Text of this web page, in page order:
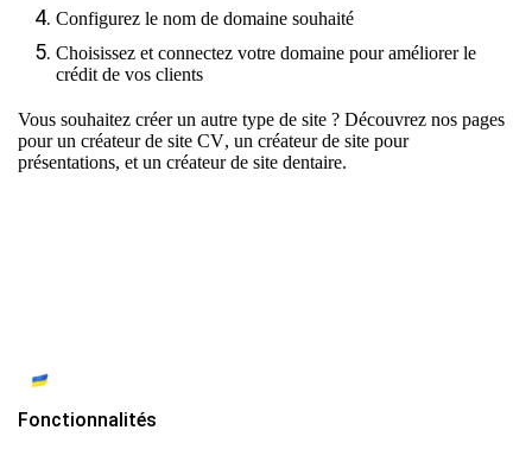
Configurez le nom de domaine souhaité
Choisissez et connectez votre domaine pour améliorer le
crédit de vos clients
Vous souhaitez créer un autre type de site ? Découvrez nos pages
pourun créateur de site CV, un créateur de site pour
présentations, et un créateur de site dentaire.
Fonctionnalités